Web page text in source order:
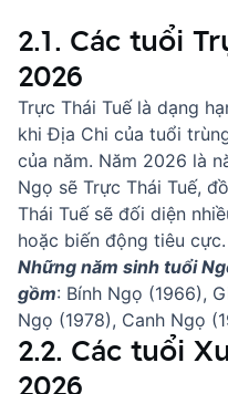
2.1. Các tuổi
2026
Trực Thái Tuế là dạng
khi Địa Chi của tuổi
của năm. Năm 2026 là
Ngọ sẽ Trực Thái Tuế,
Thái Tuế sẽ đối diện
hoặc biến động tiêu cực.
Những năm sinh tuổi
gồm: Bính Ngọ (1966),
Ngọ (1978), Canh Ngọ
2.2. Các tuổi
2026